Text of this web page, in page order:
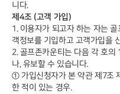
니다.
제4조 (고객 가입)
1. 이용자가 되고자 하는 자는
객정보를 기입하고 고객가입을
2. 골프존카운티는 다음 각 호의
나, 유보할 수 있습니다.
① 가입신청자가 본 약관 제7조
한 적이 있는 경우.